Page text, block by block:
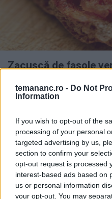
temananc.ro - Do Not
Information
If you wish to opt-out of the
processing of your personal
targeted advertising by us,
section to confirm your
opt-out request is processed
interest-based ads based on
us or personal information
your opt-out. You may
Zacuscă de fasole